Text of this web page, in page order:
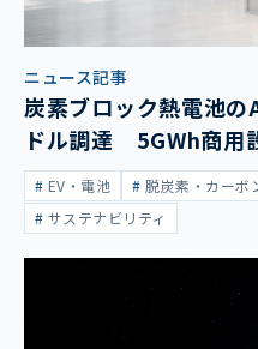
ニュース記事
炭素ブロック熱電池
ドル調達 5GWh商用
大EV・電池
脱炭素・カーボ
サステナビリティ